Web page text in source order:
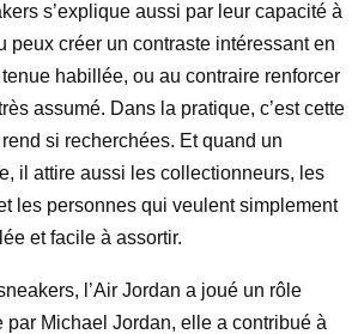
s’explique aussi par leur capacité à
peux créer un contraste intéressant en
habillée, ou au contraire renforcer
assumé. Dans la pratique, c’est cette
si recherchées. Et quand un
il attire aussi les collectionneurs, les
les personnes qui veulent simplement
et facile à assortir.
l’Air Jordan a joué un rôle
par Michael Jordan, elle a contribué à